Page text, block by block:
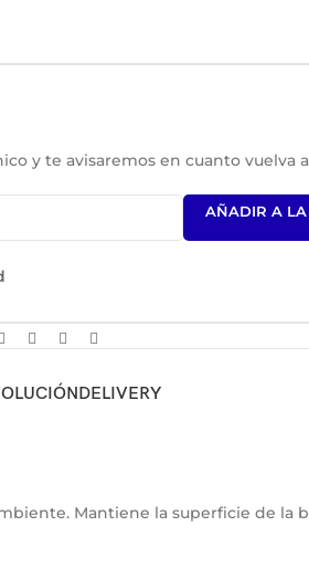
y te avisaremos en cuanto vuelva
AÑADIR A LA
DELIVERY
Mantiene la superficie de la